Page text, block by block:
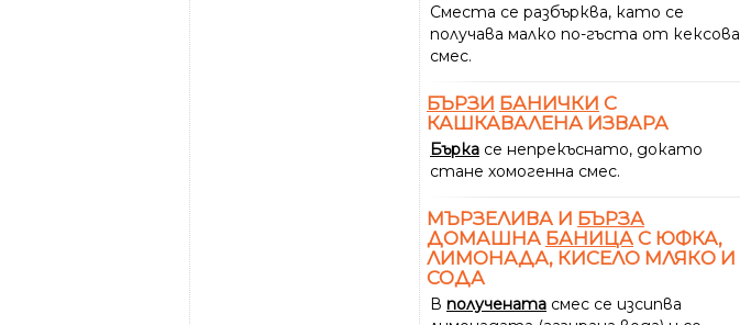
Сместа се разбърква, като се
получава малко по-гъста от кексова
смес.
БЪРЗИ БАНИЧКИ С
КАШКАВАЛЕНА ИЗВАРА
Бърка се непрекъснато, докато
стане хомогенна смес.
МЪРЗЕЛИВА И БЪРЗА
ДОМАШНА БАНИЦА С ЮФКА,
ЛИМОНАДА, КИСЕЛО МЛЯКО И
СОДА
В получената смес се изсипва